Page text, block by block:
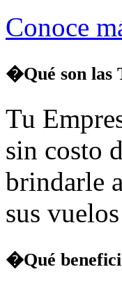
Conoce
�Qué son las
Tu
sin costo
brindarle
sus
�Qué